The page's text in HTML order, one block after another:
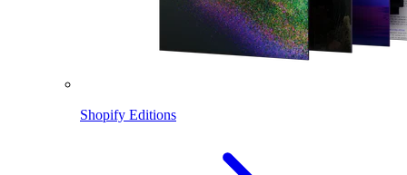
Shopify Editions